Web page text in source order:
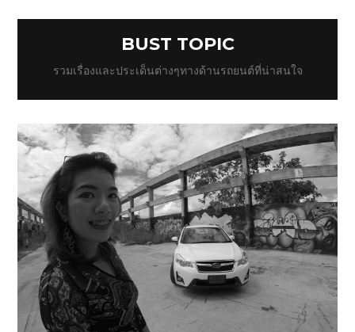
BUST TOPIC
รวมเรื่องและประเด็นต่างๆทางด้านรถยนต์ที่น่าสนใจ